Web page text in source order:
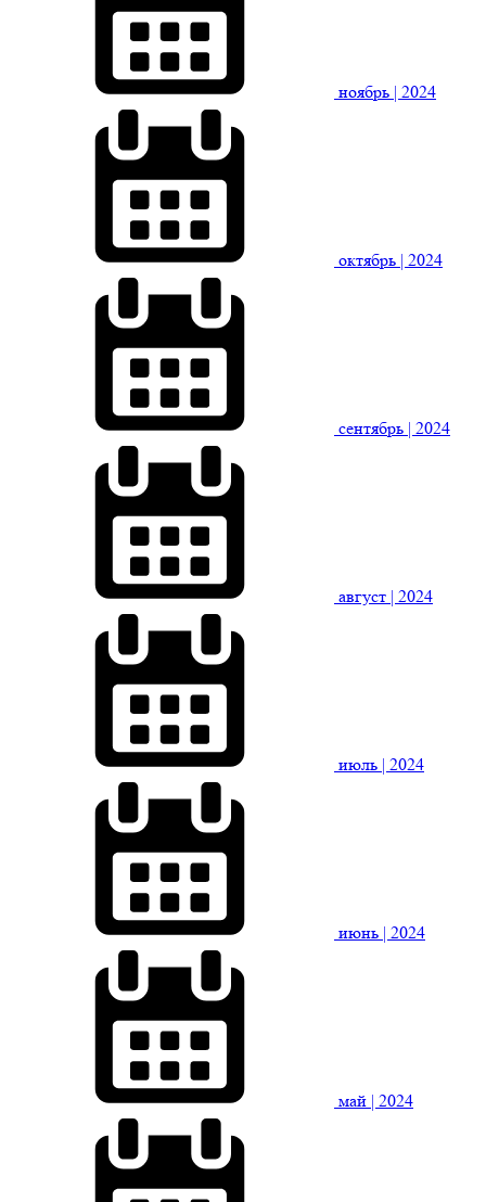
ноябрь | 2024
октябрь | 2024
сентябрь | 2024
август | 2024
июль | 2024
июнь | 2024
май | 2024